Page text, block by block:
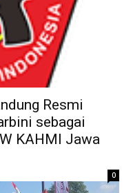
Resmi
sebagai
KAHMI Jawa
0